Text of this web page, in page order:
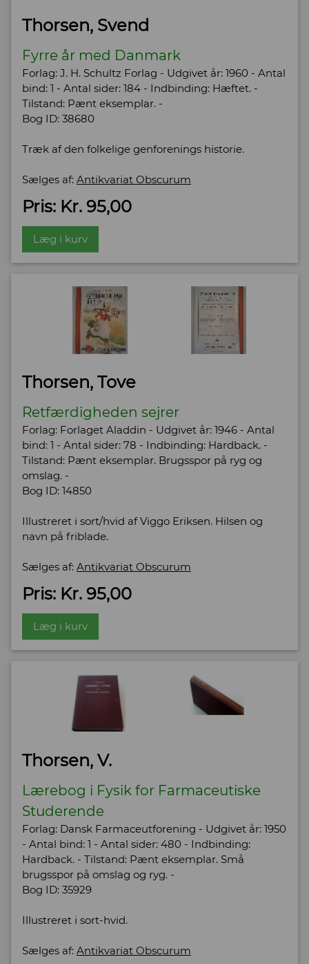
Thorsen, Svend
Fyrre år med Danmark
Forlag: J. H. Schultz Forlag - Udgivet år: 1960 - Antal
bind: 1 - Antal sider: 184 - Indbinding: Hæftet. -
Tilstand: Pænt eksemplar. -
Bog ID: 38680
Træk af den folkelige genforenings historie.
Sælges af: Antikvariat Obscurum
Pris: Kr. 95,00
Læg i kurv
Thorsen, Tove
Retfærdigheden sejrer
Forlag: Forlaget Aladdin - Udgivet år: 1946 - Antal
bind: 1 - Antal sider: 78 - Indbinding: Hardback. -
Tilstand: Pænt eksemplar. Brugsspor på ryg og
omslag. -
Bog ID: 14850
Illustreret i sort/hvid af Viggo Eriksen. Hilsen og
navn på friblade.
Sælges af: Antikvariat Obscurum
Pris: Kr. 95,00
Læg i kurv
Thorsen, V.
Lærebog i Fysik for Farmaceutiske
Studerende
Forlag: Dansk Farmaceutforening - Udgivet år: 1950
- Antal bind: 1 - Antal sider: 480 - Indbinding:
Hardback. - Tilstand: Pænt eksemplar. Små
brugsspor på omslag og ryg. -
Bog ID: 35929
Illustreret i sort-hvid.
Sælges af: Antikvariat Obscurum